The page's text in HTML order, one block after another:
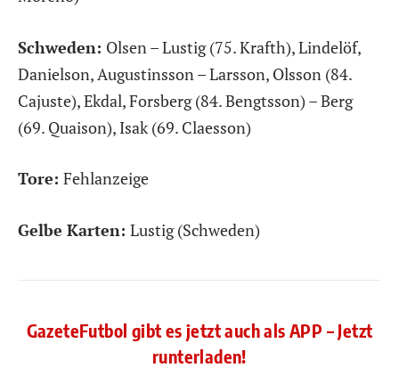
Schweden: Olsen – Lustig (75. Krafth), Lindelöf,
Danielson, Augustinsson – Larsson, Olsson (84.
Cajuste), Ekdal, Forsberg (84. Bengtsson) – Berg
(69. Quaison), Isak (69. Claesson)
Tore: Fehlanzeige
Gelbe Karten: Lustig (Schweden)
GazeteFutbol gibt es jetzt auch als APP – Jetzt
runterladen!